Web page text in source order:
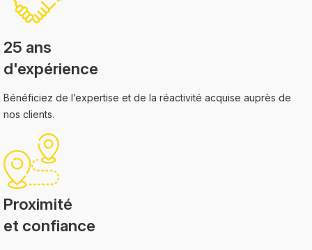
25 ans
d'expérience
Bénéficiez de l’expertise et de la réactivité acquise auprès de
nos clients.
Proximité
et confiance